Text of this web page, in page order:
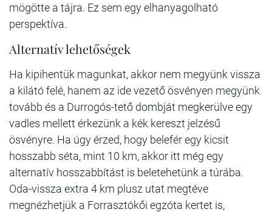
mögötte a tájra. Ez sem egy elhanyagolható
perspektíva.
Alternatív lehetőségek
Ha kipihentük magunkat, akkor nem megyünk vissza
a kilátó felé, hanem az ide vezető ösvényen megyünk
tovább és a Durrogós-tető dombját megkerülve egy
vadles mellett érkezünk a kék kereszt jelzésű
ösvényre. Ha úgy érzed, hogy belefér egy kicsit
hosszabb séta, mint 10 km, akkor itt még egy
alternatív hosszabbítást is beletehetünk a túrába.
Oda-vissza extra 4 km plusz utat megtéve
megnézhetjük a Forrasztókői egzóta kertet is,